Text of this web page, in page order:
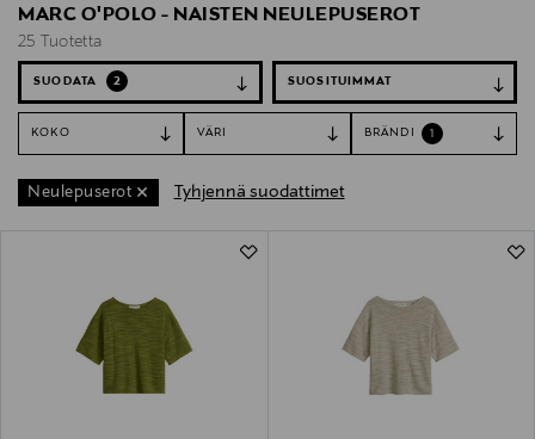
MARC O'POLO - NAISTEN NEULEPUSEROT
25 Tuotetta
SUODATA 2
KOKO VÄRI BRÄNDI 1
Neulepuserot Tyhjennä suodattimet